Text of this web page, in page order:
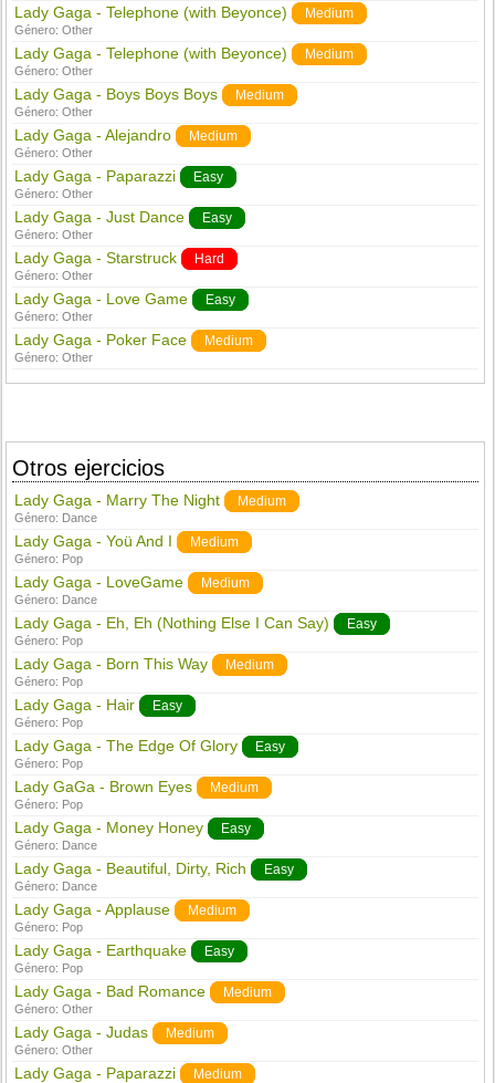
Lady Gaga - Telephone (with Beyonce) Medium
Género:Other
Lady Gaga - Telephone (with Beyonce) Medium
Género:Other
Lady Gaga - Boys Boys Boys Medium
Género:Other
Lady Gaga - Alejandro Medium
Género:Other
Lady Gaga - Paparazzi Easy
Género:Other
Lady Gaga - Just Dance Easy
Género:Other
Lady Gaga - Starstruck Hard
Género:Other
Lady Gaga - Love Game Easy
Género:Other
Lady Gaga - Poker Face Medium
Género:Other
Otros ejercicios
Lady Gaga - Marry The Night Medium
Género: Dance
Lady Gaga - Yoü And I Medium
Género: Pop
Lady Gaga - LoveGame Medium
Género: Dance
Lady Gaga - Eh, Eh (Nothing Else I Can Say) Easy
Género: Pop
Lady Gaga - Born This Way Medium
Género: Pop
Lady Gaga - Hair Easy
Género: Pop
Lady Gaga - The Edge Of Glory Easy
Género: Pop
Lady GaGa - Brown Eyes Medium
Género: Pop
Lady Gaga - Money Honey Easy
Género: Dance
Lady Gaga - Beautiful, Dirty, Rich Easy
Género: Dance
Lady Gaga - Applause Medium
Género: Pop
Lady Gaga - Earthquake Easy
Género: Pop
Lady Gaga - Bad Romance Medium
Género:Other
Lady Gaga - Judas Medium
Género:Other
Lady Gaga - Paparazzi Medium